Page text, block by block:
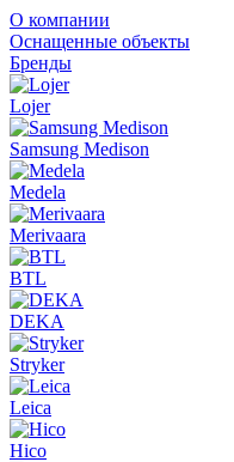
О компании
Оснащенные объекты
Бренды
Lojer
Samsung Medison
Medela
Merivaara
BTL
DEKA
Stryker
Leica
Hico